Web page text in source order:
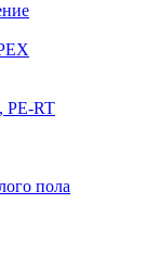
PE-RT
пола